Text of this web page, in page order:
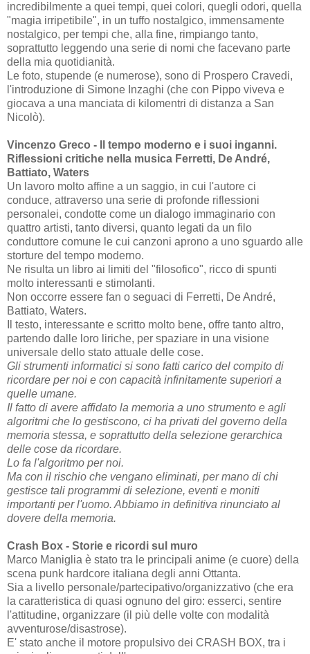
incredibilmente a quei tempi, quei colori, quegli odori, quella
"magia irripetibile", in un tuffo nostalgico, immensamente
nostalgico, per tempi che, alla fine, rimpiango tanto,
soprattutto leggendo una serie di nomi che facevano parte
della mia quotidianità.
Le foto, stupende (e numerose), sono di Prospero Cravedi,
l'introduzione di Simone Inzaghi (che con Pippo viveva e
giocava a una manciata di kilomentri di distanza a San
Nicolò).
Vincenzo Greco - Il tempo moderno e i suoi inganni.
Riflessioni critiche nella musica Ferretti, De André,
Battiato, Waters
Un lavoro molto affine a un saggio, in cui l'autore ci
conduce, attraverso una serie di profonde riflessioni
personalei, condotte come un dialogo immaginario con
quattro artisti, tanto diversi, quanto legati da un filo
conduttore comune le cui canzoni aprono a uno sguardo alle
storture del tempo moderno.
Ne risulta un libro ai limiti del "filosofico", ricco di spunti
molto interessanti e stimolanti.
Non occorre essere fan o seguaci di Ferretti, De André,
Battiato, Waters.
Il testo, interessante e scritto molto bene, offre tanto altro,
partendo dalle loro liriche, per spaziare in una visione
universale dello stato attuale delle cose.
Gli strumenti informatici si sono fatti carico del compito di
ricordare per noi e con capacità infinitamente superiori a
quelle umane.
Il fatto di avere affidato la memoria a uno strumento e agli
algoritmi che lo gestiscono, ci ha privati del governo della
memoria stessa, e soprattutto della selezione gerarchica
delle cose da ricordare.
Lo fa l'algoritmo per noi.
Ma con il rischio che vengano eliminati, per mano di chi
gestisce tali programmi di selezione, eventi e moniti
importanti per l'uomo. Abbiamo in definitiva rinunciato al
dovere della memoria.
Crash Box - Storie e ricordi sul muro
Marco Maniglia è stato tra le principali anime (e cuore) della
scena punk hardcore italiana degli anni Ottanta.
Sia a livello personale/partecipativo/organizzativo (che era
la caratteristica di quasi ognuno del giro: esserci, sentire
l'attitudine, organizzare (il più delle volte con modalità
avventurose/disastrose).
E' stato anche il motore propulsivo dei CRASH BOX, tra i